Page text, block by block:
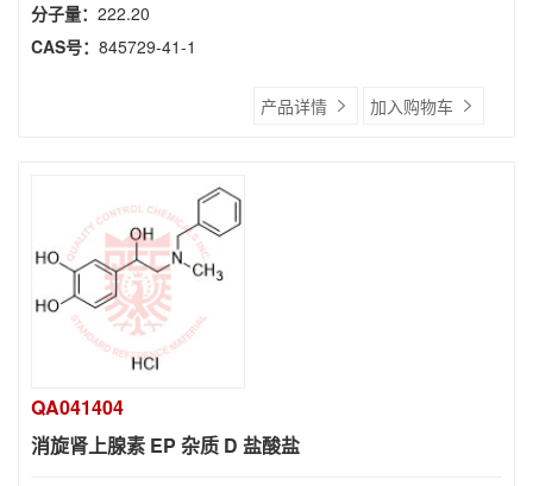
分子量： 222.20
CAS号： 845729-41-1
产品详情 加入购物车
QA041404
消旋肾上腺素 EP 杂质 D 盐酸盐